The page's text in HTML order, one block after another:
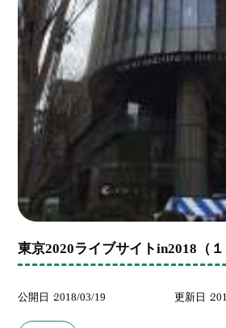
東京2020ライブサイトin2018（１
公開日 2018/03/19 更新日